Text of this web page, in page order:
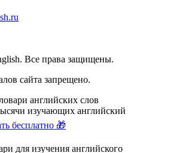
Все права защищены.
сайта запрещено.
английских слов
изучающих английский
бесплатно 🎁
для изучения английского